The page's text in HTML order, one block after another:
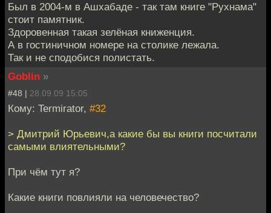
Был в 2004-м в Ашхабаде - так там книге "Рухнама"
стоит памятник.
Здоровенная такая зелёная книженция.
А в гостиничном номере на столике лежала.
Так и не сподобися полистать.
Goblin »
#48 | 28.09.09 15:05
Кому: Termirator, #32
> Дмитрий Юрьевич,а какие бы вы книги посчитали
самыми влиятельными?
При чём тут я?
Какие книги повлияли на человечество?